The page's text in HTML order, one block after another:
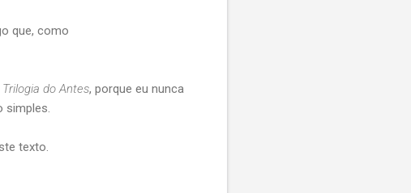
que, como
Trilogia do Antes, porque eu nunca
simples.
texto.